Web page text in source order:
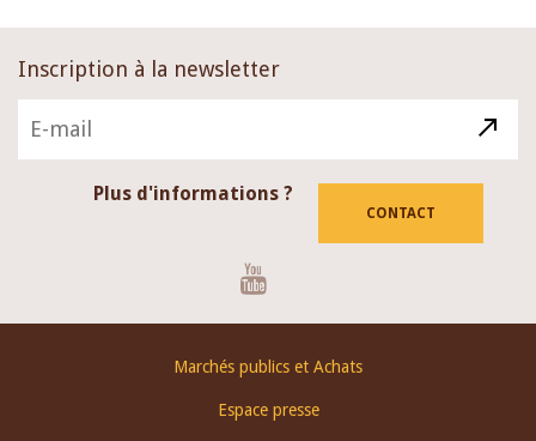
Inscription à la newsletter
Plus d'informations ?
CONTACT
Marchés publics et Achats
Espace presse